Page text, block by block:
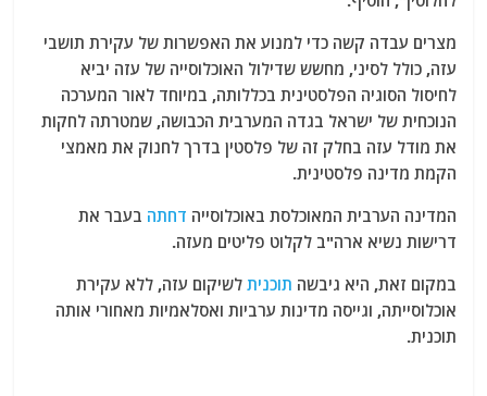
מצרים עבדה קשה כדי למנוע את האפשרות של עקירת תושבי
עזה, כולל לסיני, מחשש שדילול האוכלוסייה של עזה יביא
לחיסול הסוגיה הפלסטינית בכללותה, במיוחד לאור המערכה
הנוכחית של ישראל בגדה המערבית הכבושה, שמטרתה לחקות
את מודל עזה בחלק זה של פלסטין בדרך לחנוק את מאמצי
הקמת מדינה פלסטינית.
המדינה הערבית המאוכלסת באוכלוסייה דחתה בעבר את
דרישות נשיא ארה"ב לקלוט פליטים מעזה.
במקום זאת, היא גיבשה תוכנית לשיקום עזה, ללא עקירת
אוכלוסייתה, וגייסה מדינות ערביות ואסלאמיות מאחורי אותה
תוכנית.